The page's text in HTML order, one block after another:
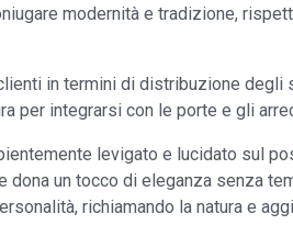
modernità e tradizione,
in termini di distribuzione
per integrarsi con le porte e gli
levigato e lucidato sul
un tocco di eleganza senza
richiamando la natura e